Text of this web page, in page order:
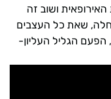
ושוב זה
שאת כל העצבים
הפעם הגליל העליון-